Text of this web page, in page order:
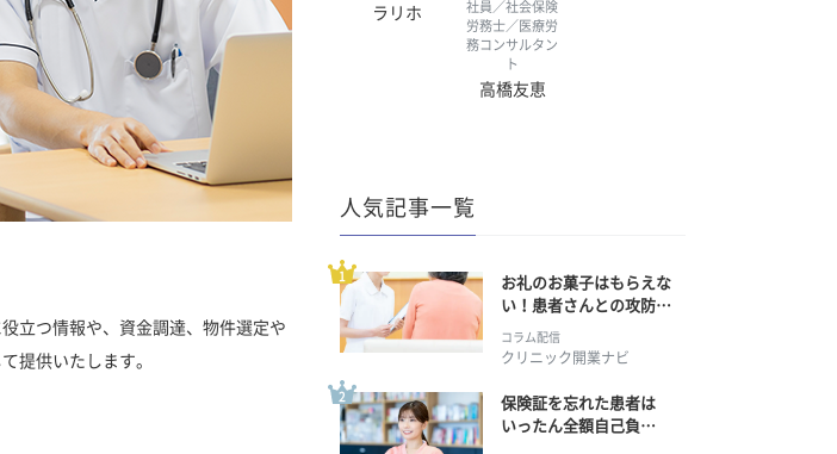
立つ情報や、資金調達、物件選定や
提供いたします。
ラリホ
社員／社会保険
労務士／医療労
務コンサルタン
ト
高橋友恵
人気記事一覧
お礼のお菓子はもらえな
い！患者さんとの攻防の
コラム配信
クリニック開業ナビ
保険証を忘れた患者は
いったん全額自己負